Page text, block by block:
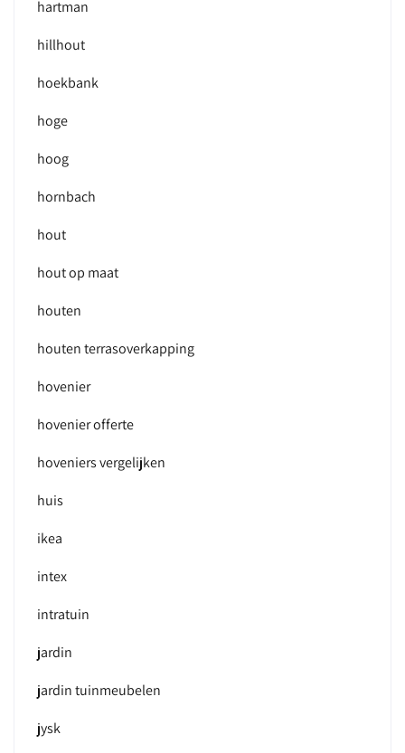
hartman
hillhout
hoekbank
hoge
hoog
hornbach
hout
hout op maat
houten
houten terrasoverkapping
hovenier
hovenier offerte
hoveniers vergelijken
huis
ikea
intex
intratuin
jardin
jardin tuinmeubelen
jysk